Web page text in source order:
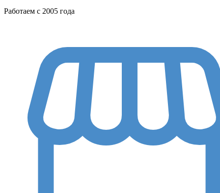
Работаем с 2005 года